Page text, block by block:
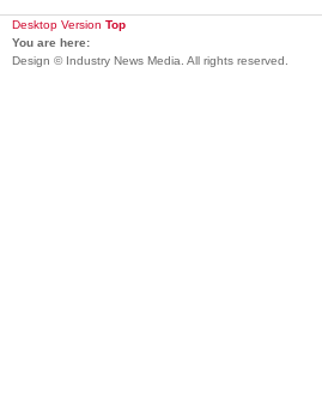
Desktop Version Top
You are here:
Design © Industry News Media. All rights reserved.